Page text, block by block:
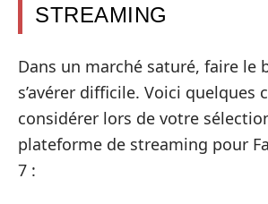
STREAMING
Dans un marché saturé, faire le
s’avérer difficile. Voici quelques
considérer lors de votre
plateforme de streaming pour
7 :